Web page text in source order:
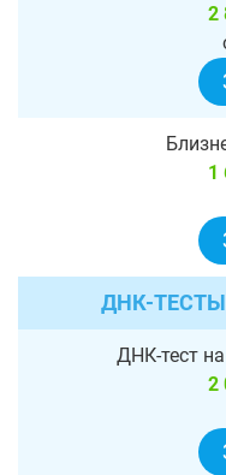
2
1
ДНК-
ДНК-тест
2